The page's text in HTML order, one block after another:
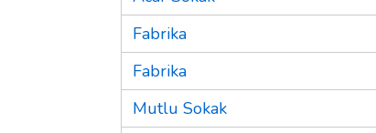
Fabrika
Fabrika
Mutlu Sokak